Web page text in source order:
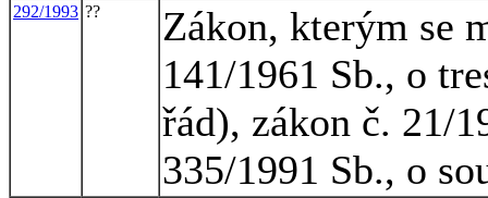
292/1993 ??
Zákon, kterým se
141/1961 Sb., o
řád), zákon č. 21/
335/1991 Sb., o